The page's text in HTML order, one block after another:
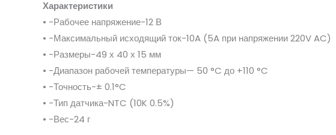
Характеристики
• -Рабочее напряжение-12 В
• -Максимальный исходящий ток-10A (5A при напряжении 220V AC)
• -Размеры-49 х 40 х 15 мм
• -Диапазон рабочей температуры— 50 °C до +110 °C
• -Точность-± 0.1°C
• -Тип датчика-NTC (10K 0.5%)
• -Вес-24 г